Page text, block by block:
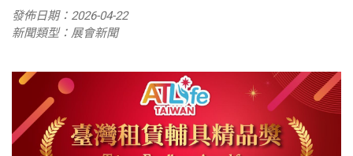
發佈日期：2026-04-22
新聞類型：展會新聞